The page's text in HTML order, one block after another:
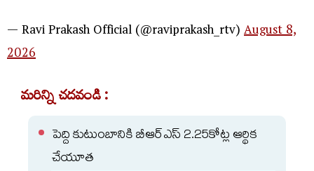
— Ravi Prakash Official (@raviprakash_rtv)August 8,
2026
మరిన్ని చదవండి :
పెద్ది కుటుంబానికి బీఆర్ఎస్ 2.25కోట్ల ఆర్థిక
చేయూత